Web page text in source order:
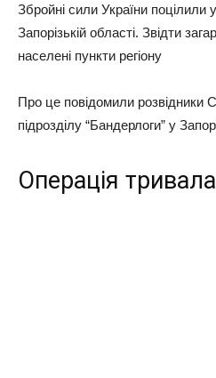
Збройні сили України поцілили
Запорізькій області. Звідти
населені пункти регіону
Про це повідомили розвідники
підрозділу “Бандерлоги” у
Операція